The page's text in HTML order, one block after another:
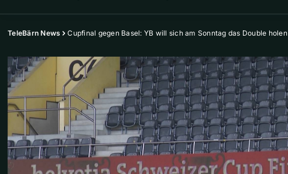
TeleBärn News Cupfinal gegen Basel: YB will sich am Sonntag das Double holen